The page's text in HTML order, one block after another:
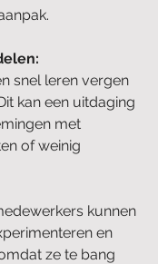
snel leren vergen
kan een uitdaging
met
of weinig
kunnen
en
ze te bang